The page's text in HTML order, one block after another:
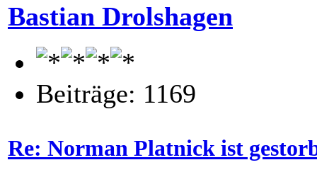
Bastian Drolshagen
Beiträge: 1169
Re: Norman Platnick ist